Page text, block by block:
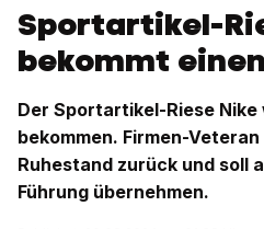
Sportartikel-
bekommt
Der Sportartikel-Riese
bekommen. Firmen-
Ruhestand zurück und soll
Führung übernehmen.